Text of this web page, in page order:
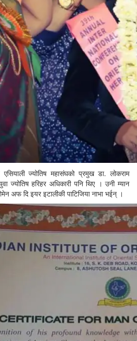
एसियाली ज्योतिष महासंघको प्रमुख डा. लोकराम
ज्योतिष हरिहर अधिकारी पनि थिए । उनी म्यान
अफ दि इयर इटालीकी पाटिजिया नाभा भईन् ।